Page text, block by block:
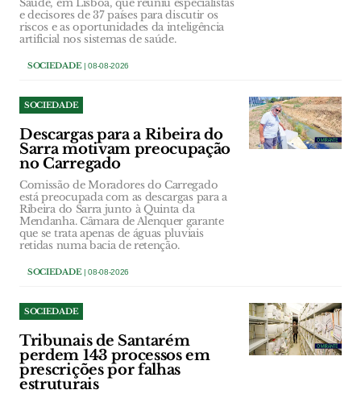
Saúde, em Lisboa, que reuniu especialistas
e decisores de 37 países para discutir os
riscos e as oportunidades da inteligência
artificial nos sistemas de saúde.
SOCIEDADE| 08-08-2026
SOCIEDADE
Descargas para a Ribeira do
Sarra motivam preocupação
no Carregado
Comissão de Moradores do Carregado
está preocupada com as descargas para a
Ribeira do Sarra junto à Quinta da
Mendanha. Câmara de Alenquer garante
que se trata apenas de águas pluviais
retidas numa bacia de retenção.
SOCIEDADE| 08-08-2026
SOCIEDADE
Tribunais de Santarém
perdem 143 processos em
prescrições por falhas
estruturais